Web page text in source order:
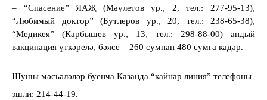
– “Спасение” ЯАҖ (Мәүлетов ур., 2, тел.: 277-95-13),
“Любимый доктор” (Бутлеров ур., 20, тел.: 238-65-38),
“Медикея” (Карбышев ур., 13, тел.: 298-88-00) андый
вакцинация үткәрелә, бәясе – 260 сумнан 480 сумга кадәр.
Шушы мәсьәләләр буенча Казанда “кайнар линия” телефоны
эшли: 214-44-19.